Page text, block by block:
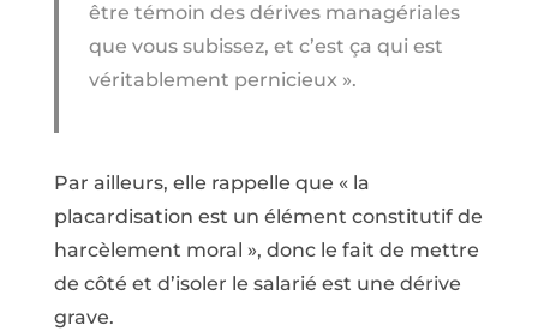
être témoin des dérives managériales
que vous subissez, et c’est ça qui est
véritablement pernicieux ».
Par ailleurs, elle rappelle que « la
placardisation est un élément constitutif de
harcèlement moral », donc le fait de mettre
de côté et d’isoler le salarié est une dérive
grave.